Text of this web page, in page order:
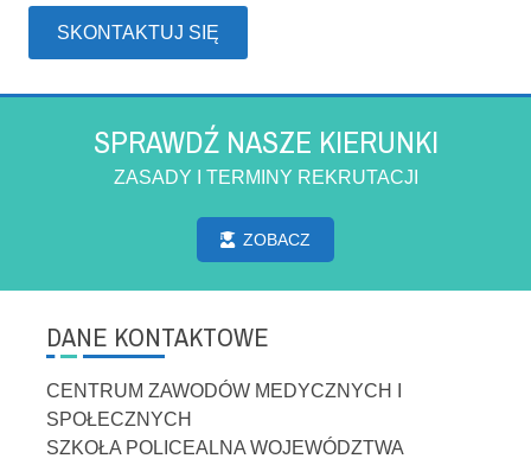
SKONTAKTUJ SIĘ
SPRAWDŹ NASZE KIERUNKI
ZASADY I TERMINY REKRUTACJI
ZOBACZ
DANE KONTAKTOWE
CENTRUM ZAWODÓW MEDYCZNYCH I
SPOŁECZNYCH
SZKOŁA POLICEALNA WOJEWÓDZTWA